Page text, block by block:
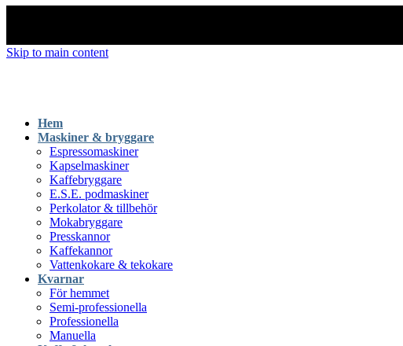
Skip to main content
Hem
Maskiner & bryggare
Espressomaskiner
Kapselmaskiner
Kaffebryggare
E.S.E. podmaskiner
Perkolator & tillbehör
Mokabryggare
Presskannor
Kaffekannor
Vattenkokare & tekokare
Kvarnar
För hemmet
Semi-professionella
Professionella
Manuella